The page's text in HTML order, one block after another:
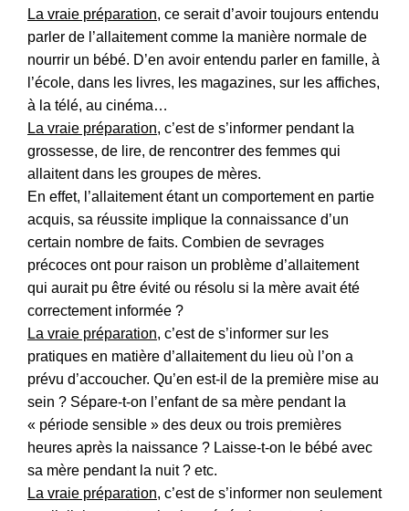
La vraie préparation, ce serait d’avoir toujours entendu
parler de l’allaitement comme la manière normale de
nourrir un bébé. D’en avoir entendu parler en famille, à
l’école, dans les livres, les magazines, sur les affiches,
à la télé, au cinéma…
La vraie préparation, c’est de s’informer pendant la
grossesse, de lire, de rencontrer des femmes qui
allaitent dans les groupes de mères.
En effet, l’allaitement étant un comportement en partie
acquis, sa réussite implique la connaissance d’un
certain nombre de faits. Combien de sevrages
précoces ont pour raison un problème d’allaitement
qui aurait pu être évité ou résolu si la mère avait été
correctement informée ?
La vraie préparation, c’est de s’informer sur les
pratiques en matière d’allaitement du lieu où l’on a
prévu d’accoucher. Qu’en est-il de la première mise au
sein ? Sépare-t-on l’enfant de sa mère pendant la
« période sensible » des deux ou trois premières
heures après la naissance ? Laisse-t-on le bébé avec
sa mère pendant la nuit ? etc.
La vraie préparation, c’est de s’informer non seulement